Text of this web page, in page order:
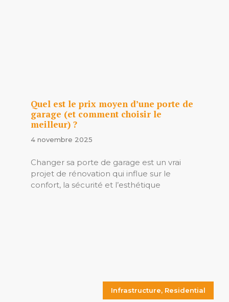
Quel est le prix moyen d’une porte de
garage (et comment choisir le
meilleur) ?
4 novembre 2025
Changer sa porte de garage est un vrai
projet de rénovation qui influe sur le
confort, la sécurité et l’esthétique
Infrastructure, Residential